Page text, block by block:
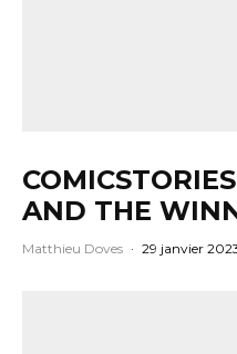
AND THE
Matthieu Doves · 29 janvier